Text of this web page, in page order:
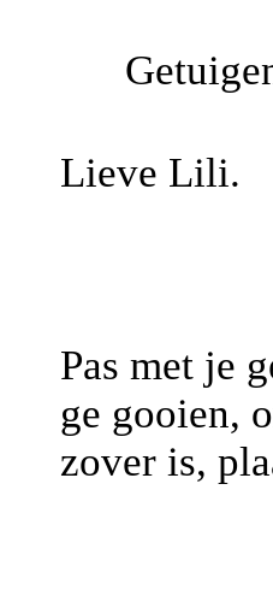
Lieve Lili.
Pas met je
ge gooien,
zover is,